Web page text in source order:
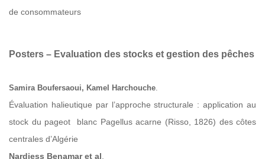
de consommateurs
Posters – Evaluation des stocks et gestion des pêches
Samira Boufersaoui, Kamel Harchouche
Évaluation halieutique par l’approche structurale : application au
stock du pageot blanc Pagellus acarne (Risso, 1826) des côtes
centrales d’Algérie
Nardjess Benamar et al